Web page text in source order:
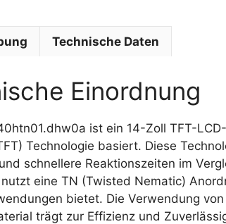
Technische Daten
Einordnung
ist ein 14-Zoll TFT-
Technologie basiert. Diese
schnellere Reaktionszeiten im
nutzt eine TN (Twisted Nematic)
bietet. Die Verwendung
trägt zur Effizienz und